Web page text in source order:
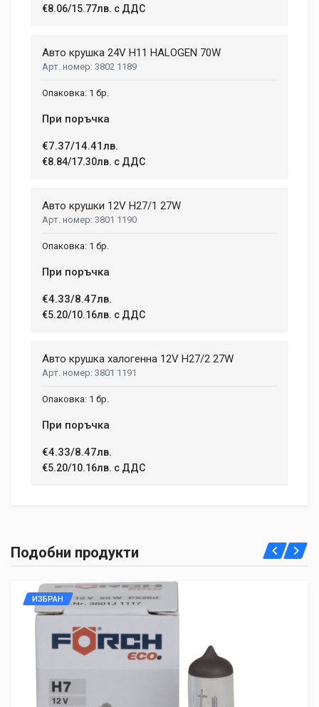
€8.06/15.77лв. с ДДС
Авто крушка 24V H11 HALOGEN 70W
3802 1189
1 бр.
При поръчка
€7.37/14.41лв.
€8.84/17.30лв. с ДДС
Авто крушки 12V H27/1 27W
3801 1190
1 бр.
При поръчка
€4.33/8.47лв.
€5.20/10.16лв. с ДДС
Авто крушка халогенна 12V H27/2 27W
3801 1191
1 бр.
При поръчка
€4.33/8.47лв.
€5.20/10.16лв. с ДДС
Подобни продукти
ИЗБРАН